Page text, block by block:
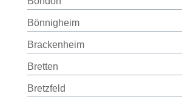
Bönnigheim
Brackenheim
Bretten
Bretzfeld